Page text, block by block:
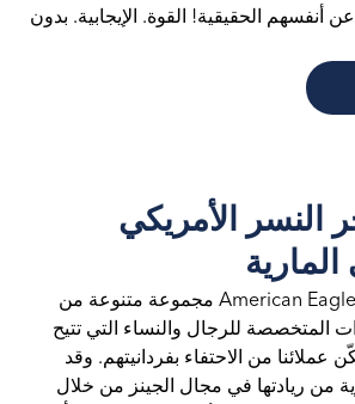
أنفسهم الحقيقية! القوة. الإيجابية. بدون
النسر الأمريكي
منذ عام 1977، تقدم American Eagle مجموعة متنوعة من
المتخصصة للرجال والنساء التي تتيح
عملائنا من الاحتفاء بفردانيتهم. وقد
من ريادتها في مجال الجينز من خلال